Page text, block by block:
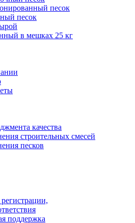
песок
песок
в мешках 25 кг
качества
строительных смесей
песков
поддержка